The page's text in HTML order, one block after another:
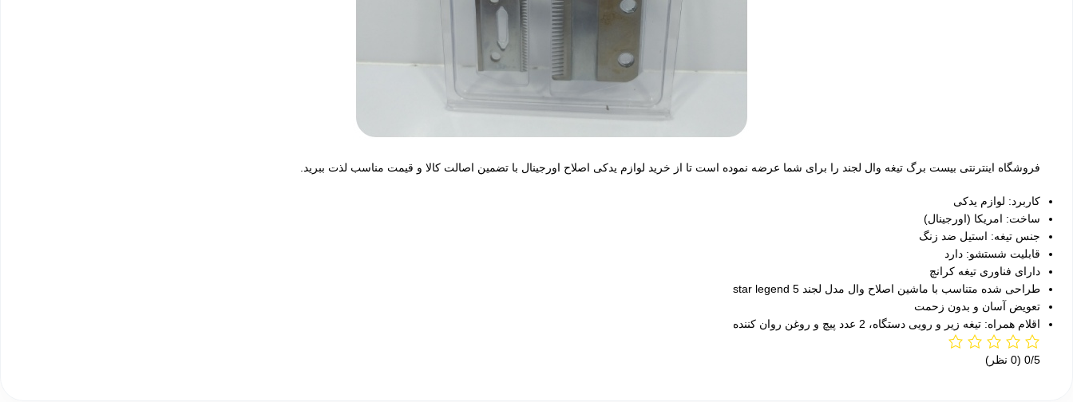
فروشگاه اینترنتی بیست برگ تیغه وال لجند را برای شما عرضه نموده است تا از خرید لوازم یدکی اصلاح اورجینال با تضمین اصالت کالا و قیمت مناسب لذت ببرید.
کاربرد: لوازم يدکی
ساخت: امریکا (اورجینال)
جنس تيغه: استیل ضد زنگ
قابلیت شستشو: دارد
دارای فناوری تیغه کرانچ
طراحی شده متناسب با ماشین اصلاح وال مدل لجند 5 star legend
تعویض آسان و بدون زحمت
اقلام همراه: تیغه زیر و رویی دستگاه، 2 عدد پیچ و روغن روان کننده
‫0/5 ‫(0 نظر)